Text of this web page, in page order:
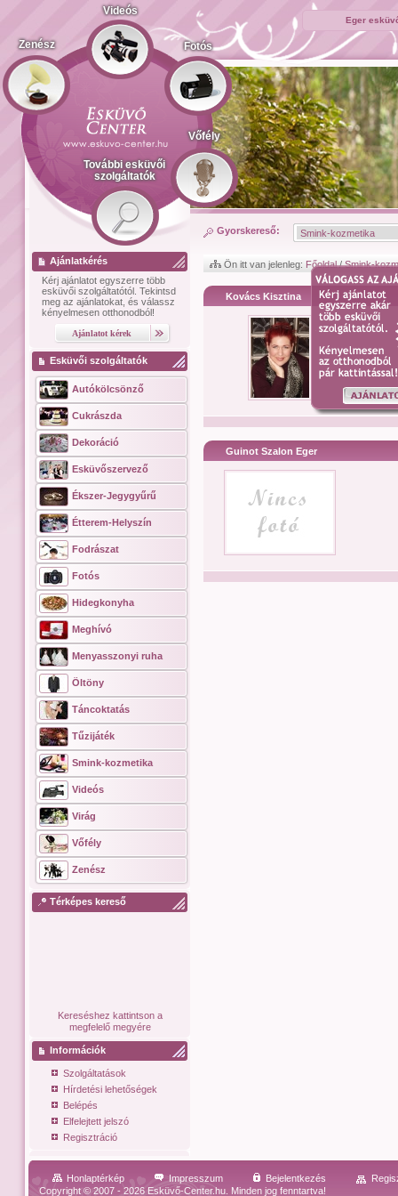
Eger
Zenész
Videós
Fotós
Vőfély
További esküvői
szolgáltatók
Ajánlatkérés
Kérj ajánlatot egyszerre több
esküvői szolgáltatótól. Tekintsd
meg az ajánlatokat, és válassz
kényelmesen otthonodból!
Esküvői szolgáltatók
Autókölcsönző
Cukrászda
Dekoráció
Esküvőszervező
Ékszer-Jegygyűrű
Étterem-Helyszín
Fodrászat
Fotós
Hidegkonyha
Meghívó
Menyasszonyi ruha
Öltöny
Táncoktatás
Tűzijáték
Smink-kozmetika
Videós
Virág
Vőfély
Zenész
Térképes kereső
Kereséshez kattintson a
megfelelő megyére
Információk
Szolgáltatások
Hírdetési lehetőségek
Belépés
Elfelejtett jelszó
Regisztráció
Gyorskereső:
Ön itt van jelenleg: Főoldal/Smink-
Kovács Kisztina
Guinot Szalon Eger
Honlaptérkép Impresszum Bejelentkezés
Copyright © 2007 - 2026 Esküvő-Center.hu. Minden jog fenntartva!